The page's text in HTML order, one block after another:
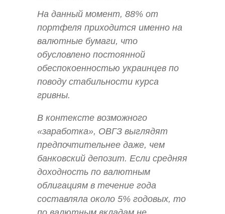
На данный момент, 88% от
портфеля приходится именно на
валютные бумаги, что
обусловлено постоянной
обеспокоенностью украинцев по
поводу стабильности курса
гривны.
В контексте возможного
«заработка», ОВГЗ выглядят
предпочтительнее даже, чем
банковский депозит. Если средняя
доходность по валютным
облигациям в течение года
составляла около 5% годовых, то